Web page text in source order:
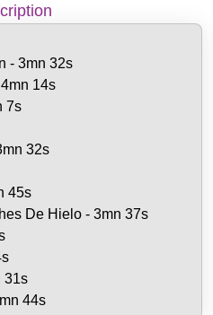
- 3mn 32s
14s
7s
32s
45s
De Hielo - 3mn 37s
31s
44s